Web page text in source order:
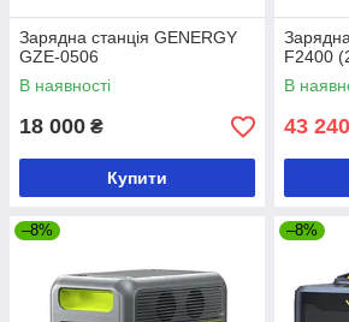
Зарядна станція GENERGY
GZE-0506
В наявності
18 000 ₴
Купити
F2400
В
43 240
–8% –8%